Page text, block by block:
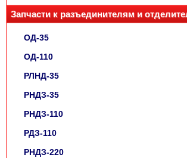
Запчасти к разъединителям и
ОД-35
ОД-110
РЛНД-35
РНДЗ-35
РНДЗ-110
РДЗ-110
РНДЗ-220